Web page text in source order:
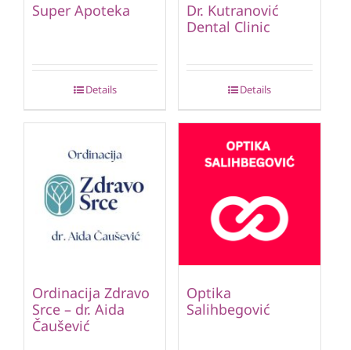
Super Apoteka
Details
Dr. Kutranović
Dental Clinic
Details
Ordinacija Zdravo
Srce – dr. Aida
Čaušević
Optika
Salihbegović